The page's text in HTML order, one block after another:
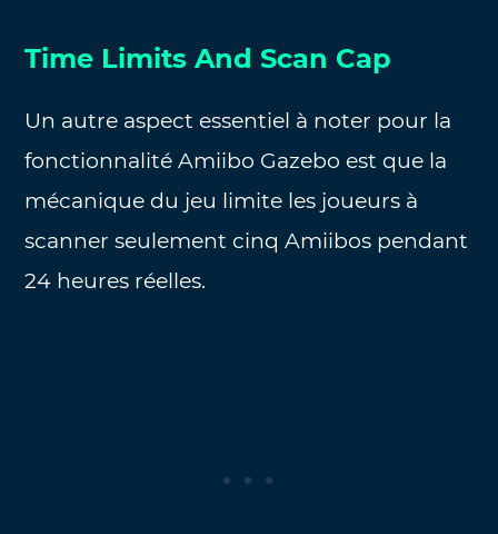
Time Limits And Scan Cap
Un autre aspect essentiel à noter pour la
fonctionnalité Amiibo Gazebo est que la
mécanique du jeu limite les joueurs à
scanner seulement cinq Amiibos pendant
24 heures réelles.